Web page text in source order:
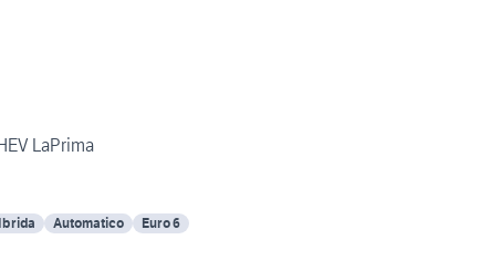
LaPrima
Ibrida Automatico Euro 6